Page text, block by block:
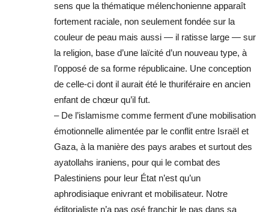
sens que la thématique mélenchonienne apparaît
fortement raciale, non seulement fondée sur la
couleur de peau mais aussi — il ratisse large — sur
la religion, base d’une laïcité d’un nouveau type, à
l’opposé de sa forme républicaine. Une conception
de celle-ci dont il aurait été le thuriféraire en ancien
enfant de chœur qu’il fut.
– De l’islamisme comme ferment d’une mobilisation
émotionnelle alimentée par le conflit entre Israël et
Gaza, à la manière des pays arabes et surtout des
ayatollahs iraniens, pour qui le combat des
Palestiniens pour leur État n’est qu’un
aphrodisiaque enivrant et mobilisateur. Notre
éditorialiste n’a pas osé franchir le pas dans sa